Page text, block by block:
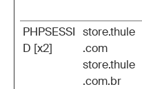
PHPSESSI
D [x2]
store.thule
.com
store.thule
.com.br